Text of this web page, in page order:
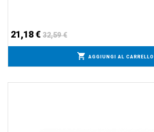
21,18 € 32,59 €
AGGIUNGI AL CARRELLO